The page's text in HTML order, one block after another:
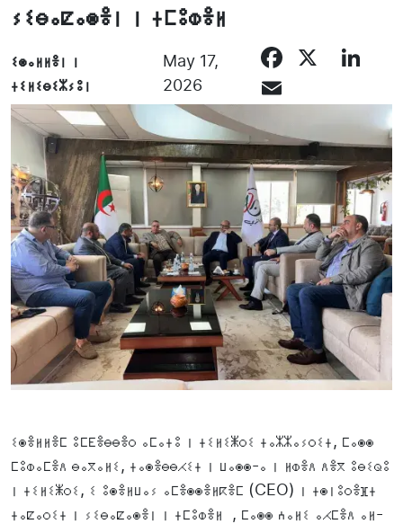
ⵢⵉⴱⴰⵇⴰⵙⴻⵏ ⵏ ⵜⵎⵓⵀⴻⵍ
ⵉⵙⴰⵍⵍⴻⵏ ⵏ
ⵜⵉⵍⵉⴱⵉⵣⵢⵓⵏ
May 17,
2026
ⵉⵙⴻⵍⵍⴻⵎ ⵓⵎⴹⴻⴱⴱⴻⵔ ⴰⵎⴰⵜⵓ ⵏ ⵜⵉⵍⵉⵥⵔⵉ ⵜⴰⵣⵣⴰⵢⵔⵉⵜ, ⵎⴰⵙⵙ
ⵎⵓⵀⴰⵎⴻⴷ ⴱⴰⴳⴰⵍⵉ, ⵜⴰⵙⴻⴱⴱⵃⵉⵜ ⵏ ⵡⴰⵙⵙ-ⴰ ⵏ ⵍⵀⴻⴷ ⴷⴻⴳ ⵓⴱⵉⵕⵓ
ⵏ ⵜⵉⵍⵉⵥⵔⵉ, ⵉ ⵓⵙⴻⵍⵡⴰⵢ ⴰⵎⴻⵙⵙⴻⵍⴽⴻⵎ (CEO) ⵏ ⵜⵙⵏⵓⵔⴻⴼⵜ
ⵜⴰⵇⴰⵔⵉⵜ ⵏ ⵢⵉⴱⴰⵇⴰⵙⴻⵏ ⵏ ⵜⵎⵓⵀⴻⵍ , ⵎⴰⵙⵙ ⵄⴰⵍⵉ ⴰⵃⵎⴻⴷ ⴰⵍ-